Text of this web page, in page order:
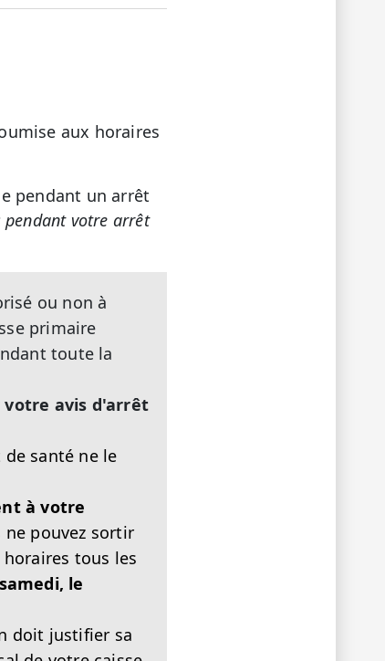
aux horaires
pendant un arrêt
pendant votre arrêt
ou non à
primaire
toute la
votre avis d'arrêt
santé ne le
à votre
ne pouvez sortir
tous les
le
doit justifier sa